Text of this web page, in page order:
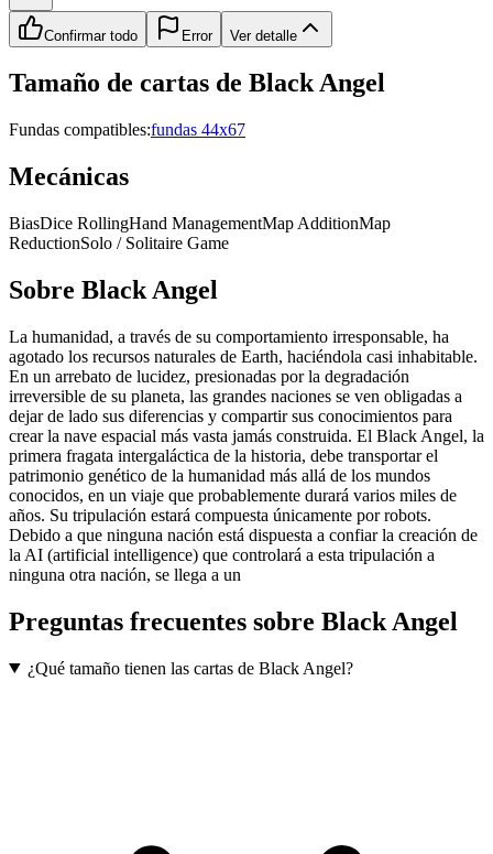
Confirmar todo Error Ver detalle
Tamaño de cartas de Black Angel
Fundas compatibles:fundas 44x67
Mecánicas
BiasDice RollingHand ManagementMap AdditionMap
ReductionSolo / Solitaire Game
Sobre Black Angel
La humanidad, a través de su comportamiento irresponsable, ha
agotado los recursos naturales de Earth, haciéndola casi inhabitable.
En un arrebato de lucidez, presionadas por la degradación
irreversible de su planeta, las grandes naciones se ven obligadas a
dejar de lado sus diferencias y compartir sus conocimientos para
crear la nave espacial más vasta jamás construida. El Black Angel, la
primera fragata intergaláctica de la historia, debe transportar el
patrimonio genético de la humanidad más allá de los mundos
conocidos, en un viaje que probablemente durará varios miles de
años. Su tripulación estará compuesta únicamente por robots.
Debido a que ninguna nación está dispuesta a confiar la creación de
la AI (artificial intelligence) que controlará a esta tripulación a
ninguna otra nación, se llega a un
Preguntas frecuentes sobre Black Angel
¿Qué tamaño tienen las cartas de Black Angel?